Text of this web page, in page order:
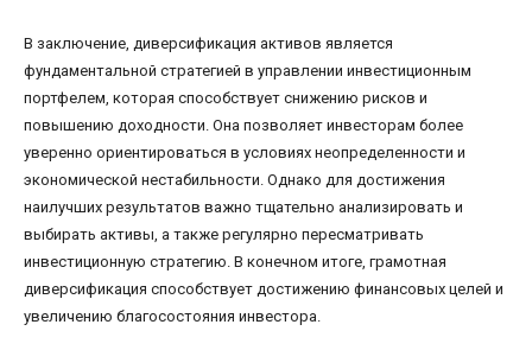
В заключение, диверсификация активов является
фундаментальной стратегией в управлении инвестиционным
портфелем, которая способствует снижению рисков и
повышению доходности. Она позволяет инвесторам более
уверенно ориентироваться в условиях неопределенности и
экономической нестабильности. Однако для достижения
наилучших результатов важно тщательно анализировать и
выбирать активы, а также регулярно пересматривать
инвестиционную стратегию. В конечном итоге, грамотная
диверсификация способствует достижению финансовых целей и
увеличению благосостояния инвестора.